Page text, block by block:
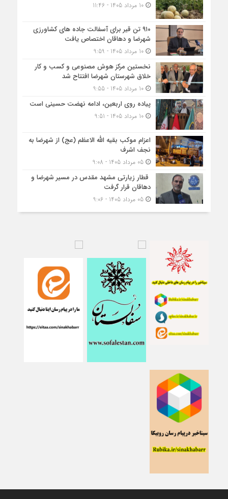
10 مرداد 1405 - 11:46
۹۱۰ تن قیر برای آسفالت جاده های کشاورزی
شهرضا و دهاقان اختصاص یافت
10 مرداد 1405 - 9:59
نخستین مرکز هوش مصنوعی و کسب‌ و کار
خلاق شهرستان شهرضا افتتاح شد
10 مرداد 1405 - 9:55
پیاده روی اربعین، ادامه نهضت حسینی است
10 مرداد 1405 - 9:51
اعزام موکب بقیه الله الاعظم (عج) از شهرضا به
نجف اشرف
05 مرداد 1405 - 9:08
قطار زیارتی مشهد مقدس در مسیر شهرضا و
دهاقان قرار گرفت
05 مرداد 1405 - 9:06